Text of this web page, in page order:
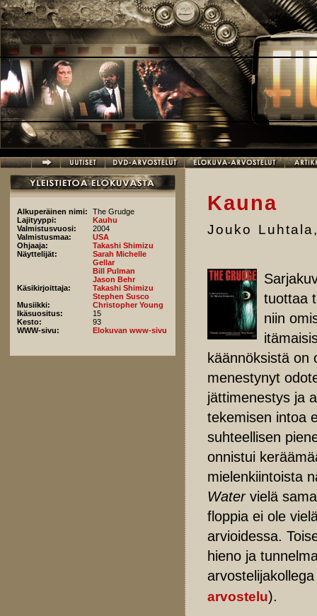
Hyppää pääsisältöön
Alkuperäinen nimi:
The Grudge
Lajityyppi:
Kauhu
Valmistusvuosi:
2004
Valmistusmaa:
USA
Ohjaaja:
Takashi Shimizu
Näyttelijät:
Sarah Michelle
Gellar
Bill Pulman
Jason Behr
Käsikirjoittaja:
Takashi Shimizu
Stephen Susco
Musiikki:
Christopher Young
Ikäsuositus:
15
Kesto:
93
WWW-sivu:
Elokuvan www-sivu
Kauna
Jouko Luhtala
tuottaa
niin
käännöksistä on
menestynyt
jättimenestys ja
tekemisen intoa
suhteellisen
onnistui
mielenkiintoista
Water vielä
floppia ei ole
arvioidessa.
hieno ja
arvostelu).